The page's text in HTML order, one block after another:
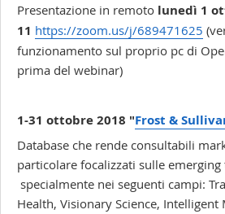
Presentazione in remoto lunedì 1
11 https://zoom.us/j/689471625
funzionamento sul proprio pc di
prima del webinar)
1-31 ottobre 2018 "Frost &
Database che rende consultabili
particolare focalizzati sulle emerging
specialmente nei seguenti campi:
Health, Visionary Science,